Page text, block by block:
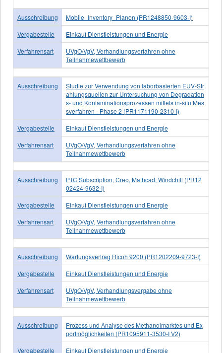
Ausschreibung
Mobile_Inventory_Planon (PR1248850-9603-I)
Vergabestelle
Einkauf Dienstleistungen und Energie
Verfahrensart
UVgO/VgV, Verhandlungsverfahren ohne
Teilnahmewettbewerb
Ausschreibung
Studie zur Verwendung von laborbasierten EUV-Str
ahlungsquellen zur Untersuchung von Degradation
s- und Kontaminationsprozessen mittels in-situ Mes
sverfahren - Phase 2 (PR1171190-2310-I)
Vergabestelle
Einkauf Dienstleistungen und Energie
Verfahrensart
UVgO/VgV, Verhandlungsverfahren ohne
Teilnahmewettbewerb
Ausschreibung
PTC Subscription, Creo, Mathcad, Windchill (PR12
02424-9632-I)
Vergabestelle
Einkauf Dienstleistungen und Energie
Verfahrensart
UVgO/VgV, Verhandlungsverfahren ohne
Teilnahmewettbewerb
Ausschreibung
Wartungsvertrag Ricoh 9200 (PR1202209-9723-I)
Vergabestelle
Einkauf Dienstleistungen und Energie
Verfahrensart
UVgO/VgV, Verhandlungsvergabe ohne
Teilnahmewettbewerb
Ausschreibung
Prozess und Analyse des Methanolmarktes und Ex
portmöglichkeiten (PR1095911-3530-I V2)
Vergabestelle
Einkauf Dienstleistungen und Energie